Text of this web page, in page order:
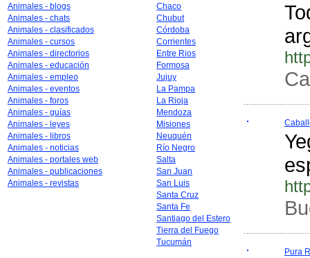
Animales - blogs
Animales - chats
Animales - clasificados
Animales - cursos
Animales - directorios
Animales - educación
Animales - empleo
Animales - eventos
Animales - foros
Animales - guías
Animales - leyes
Animales - libros
Animales - noticias
Animales - portales web
Animales - publicaciones
Animales - revistas
Chaco
Chubut
Córdoba
Corrientes
Entre Rios
Formosa
Jujuy
La Pampa
La Rioja
Mendoza
Misiones
Neuquén
Río Negro
Salta
San Juan
San Luis
Santa Cruz
Santa Fe
Santiago del Estero
Tierra del Fuego
Tucumán
Pura